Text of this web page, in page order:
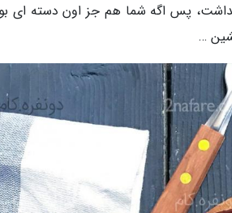
پس اگه شما هم جز اون دسته ای
…